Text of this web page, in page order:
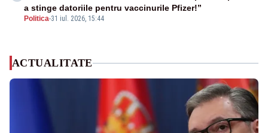
Politica-31 iul. 2026, 15:44
a stinge datoriile pentru vaccinurile Pfizer!”
ACTUALITATE